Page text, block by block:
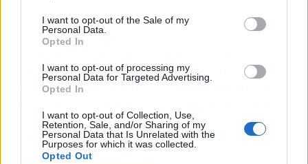
I want to opt-out of the Sale of my
Personal Data.
Opted In
I want to opt-out of processing my
Personal Data for Targeted Advertising.
Opted In
I want to opt-out of Collection, Use,
Retention, Sale, and/or Sharing of my
Personal Data that Is Unrelated with the
Purposes for which it was collected.
Opted Out
El mayor impacto se alcanza cuando la
rotulación se combina con soportes impresos
coherentes. Por ejemplo, un restaurante con un
letrero llamativo puede reforzar su imagen
mediante cartas impresas de diseño uniforme o
colores. Esta integración crea una identidad
sólida y reconocible.